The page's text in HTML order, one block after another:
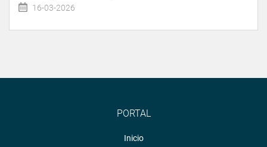
16-03-2026
PORTAL
Inicio